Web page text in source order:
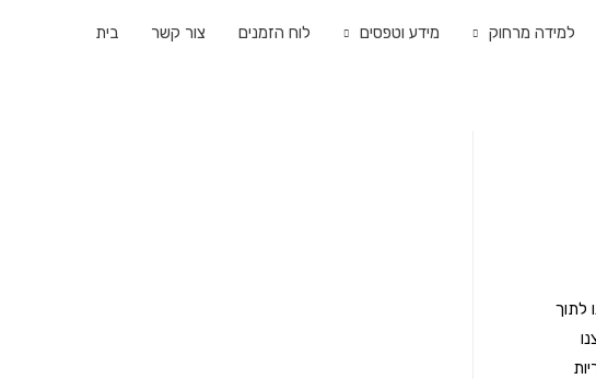
למידה מרחוק מידע וטפסים לוח הזמנים צור קשר בית
לתוך